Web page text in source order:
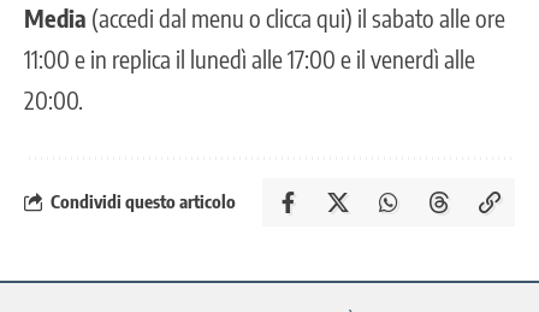
Media (accedi dal menu o clicca qui) il sabato alle ore
11:00 e in replica il lunedì alle 17:00 e il venerdì alle
20:00.
Condividi questo articolo